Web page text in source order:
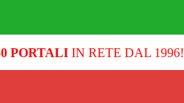
PORTALIIN RETE DAL 1996!